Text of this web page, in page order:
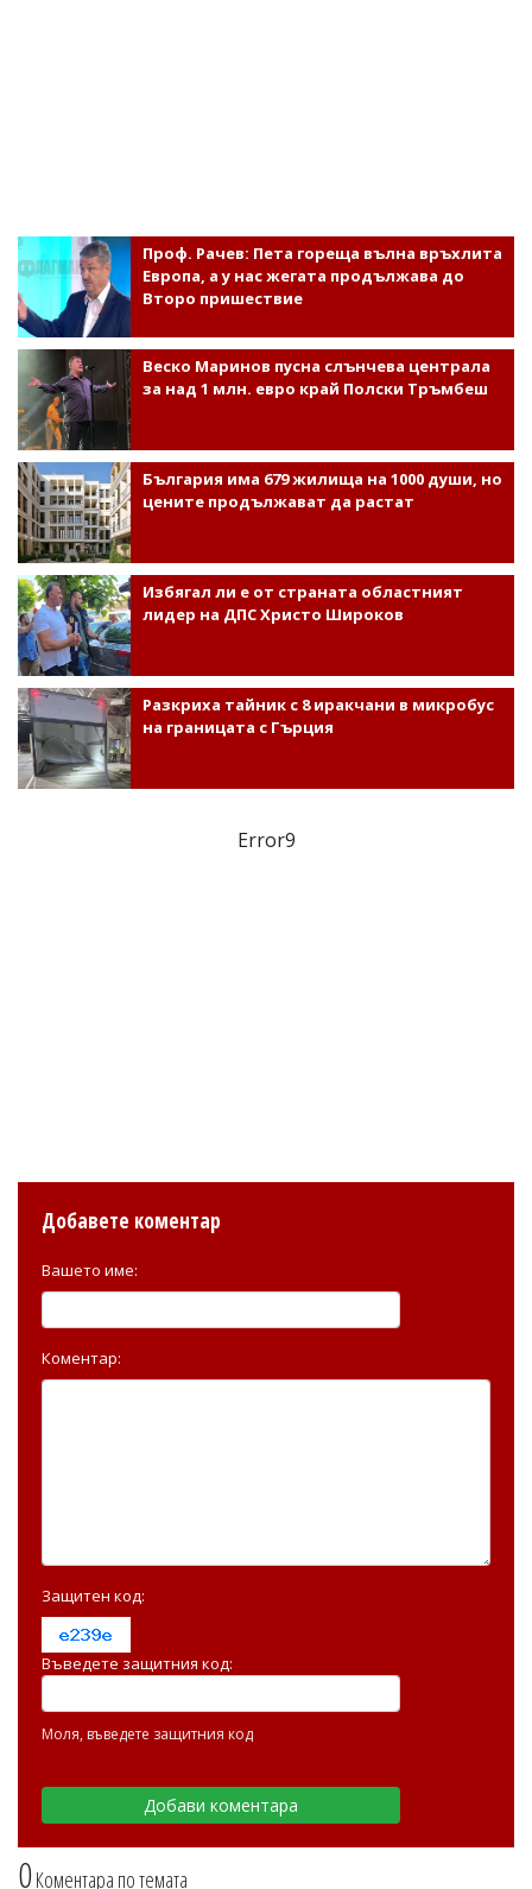
Проф. Рачев: Пета гореща вълна връхлита
Европа, а у нас жегата продължава до
Второ пришествие
Веско Маринов пусна слънчева централа
за над 1 млн. евро край Полски Тръмбеш
България има 679 жилища на 1000 души, но
цените продължават да растат
Избягал ли е от страната областният
лидер на ДПС Христо Широков
Разкриха тайник с 8 иракчани в микробус
на границата с Гърция
Error9
0Коментара по темата
Добавете коментар
Вашето име:
Коментар:
Защитен код:
Въведете защитния код:
Моля, въведете защитния код